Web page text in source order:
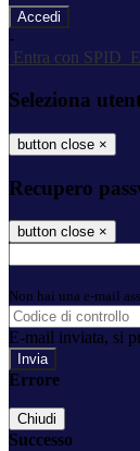
-
Entra con SPID
Seleziona
button close ×
Recupero
button close ×
Non hai una e-mail
E-mail inviata, si
Errore
Chiudi
Successo